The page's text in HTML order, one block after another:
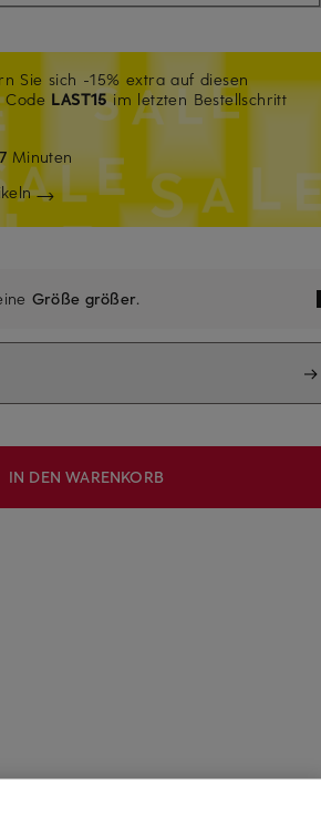
Sie sich -15% extra auf diesen
LAST15im letzten Bestellschritt
7 Minuten
Größe größer.
IN DEN WARENKORB